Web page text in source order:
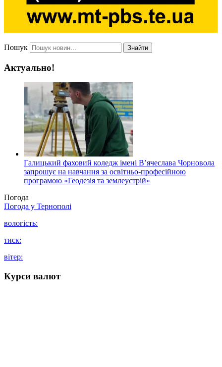
Пошук Знайти
Актуально!
Галицький фаховий коледж імені В’ячеслава Чорновола
запрошує на навчання за освітньо-професійною
програмою «Геодезія та землеустрій»
Погода
Погода у Тернополі
вологість:
тиск:
вітер:
Курси валют